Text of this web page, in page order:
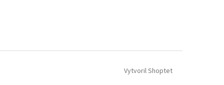
Vytvoril Shoptet